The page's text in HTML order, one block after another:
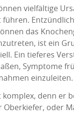
vielfältige
das
ist ein
Ein tieferes
Symptome
einzuleiten.
komplex, denn er
oder